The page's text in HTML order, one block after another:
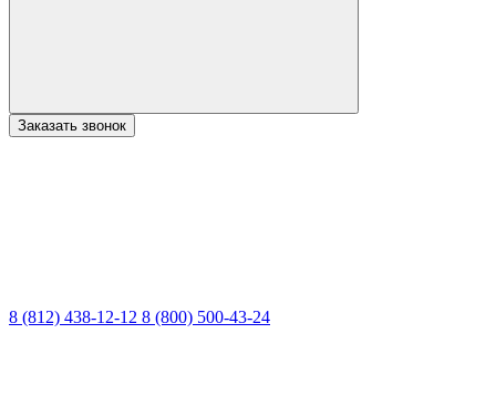
Заказать звонок
8 (812) 438-12-12 8 (800) 500-43-24